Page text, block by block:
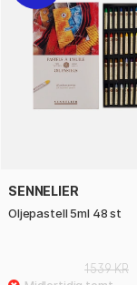
SENNELIER
Oljepastell 5ml 48 st
1539 KR